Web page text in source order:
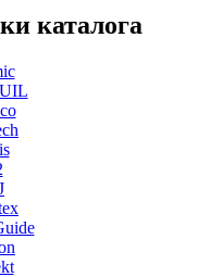
каталога